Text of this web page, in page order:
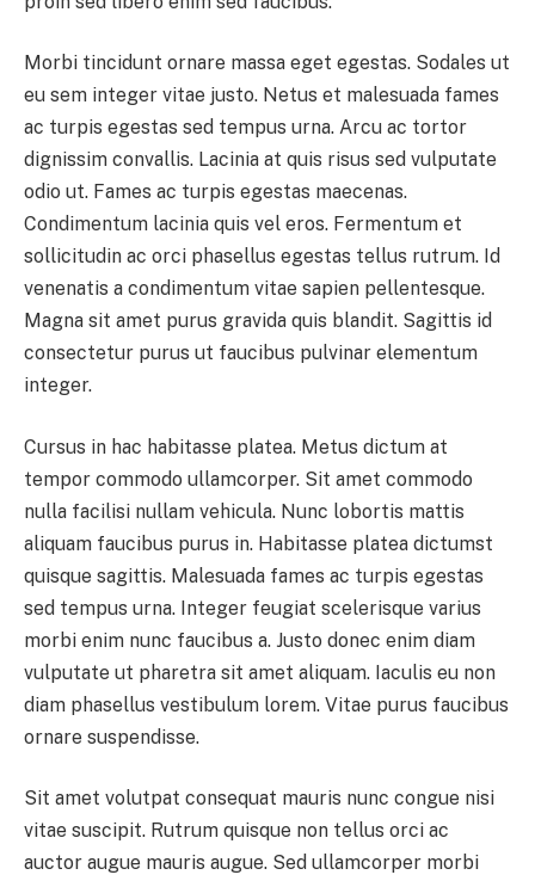
Morbi tincidunt ornare massa eget egestas. Sodales ut
eu sem integer vitae justo. Netus et malesuada fames
ac turpis egestas sed tempus urna. Arcu ac tortor
dignissim convallis. Lacinia at quis risus sed vulputate
odio ut. Fames ac turpis egestas maecenas.
Condimentum lacinia quis vel eros. Fermentum et
sollicitudin ac orci phasellus egestas tellus rutrum. Id
venenatis a condimentum vitae sapien pellentesque.
Magna sit amet purus gravida quis blandit. Sagittis id
consectetur purus ut faucibus pulvinar elementum
integer.
Cursus in hac habitasse platea. Metus dictum at
tempor commodo ullamcorper. Sit amet commodo
nulla facilisi nullam vehicula. Nunc lobortis mattis
aliquam faucibus purus in. Habitasse platea dictumst
quisque sagittis. Malesuada fames ac turpis egestas
sed tempus urna. Integer feugiat scelerisque varius
morbi enim nunc faucibus a. Justo donec enim diam
vulputate ut pharetra sit amet aliquam. Iaculis eu non
diam phasellus vestibulum lorem. Vitae purus faucibus
ornare suspendisse.
Sit amet volutpat consequat mauris nunc congue nisi
vitae suscipit. Rutrum quisque non tellus orci ac
auctor augue mauris augue. Sed ullamcorper morbi